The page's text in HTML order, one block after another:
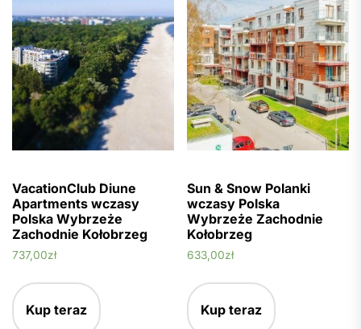
VacationClub Diune
Apartments wczasy
Polska Wybrzeże
Zachodnie Kołobrzeg
737,00zł
Kup teraz
Sun & Snow Polanki
wczasy Polska
Wybrzeże Zachodnie
Kołobrzeg
633,00zł
Kup teraz